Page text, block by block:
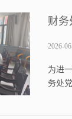
财务
2026-
为进
务处